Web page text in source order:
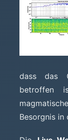
dass das
betroffen
Besorgnis in